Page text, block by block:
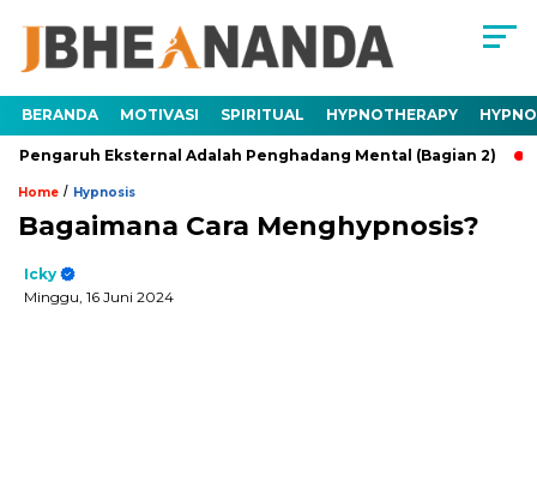
BERANDA MOTIVASI SPIRITUAL HYPNOTHERAPY
Eksternal Adalah Penghadang Mental (Bagian 2)
Home / Hypnosis
Bagaimana Cara Menghypnosis?
Icky
Minggu, 16 Juni 2024